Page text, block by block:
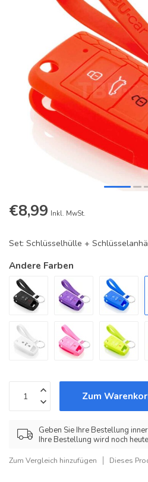
€8,99 Inkl. MwSt.
Set: Schlüsselhülle +
Andere Farben
Zum
Geben Sie Ihre Bestellung
Ihre Bestellung wird noch
Zum Vergleich hinzufügen Dieses